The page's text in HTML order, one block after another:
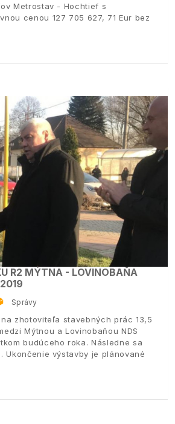
Metrostav - Hochtief s
cenou 127 705 627, 71 Eur bez
R2 MÝTNA - LOVINOBAŇA
Správy
zhotoviteľa stavebných prác 13,5
Mýtnou a Lovinobaňou NDS
budúceho roka. Následne sa
Ukončenie výstavby je plánované